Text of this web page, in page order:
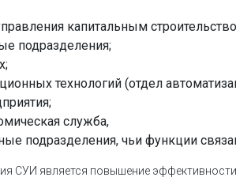
капитальным
подразделения;
технологий (отдел
служба,
подразделения, чьи функции
СУИ является повышение эффективности